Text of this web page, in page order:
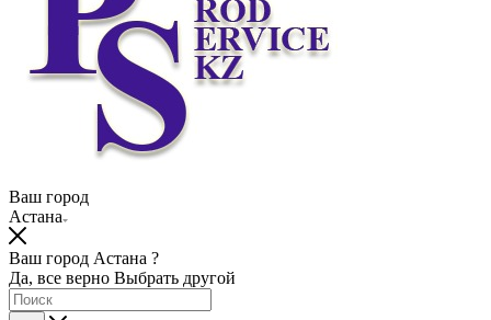
Ваш город
Астана
Ваш город Астана ?
Да, все верно Выбрать другой